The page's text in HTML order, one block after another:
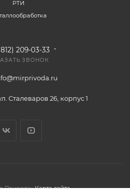
РТИ
209-03-33
ЗВОНОК
Сталеваров 26, корпус 1
Привода» Карта сайта